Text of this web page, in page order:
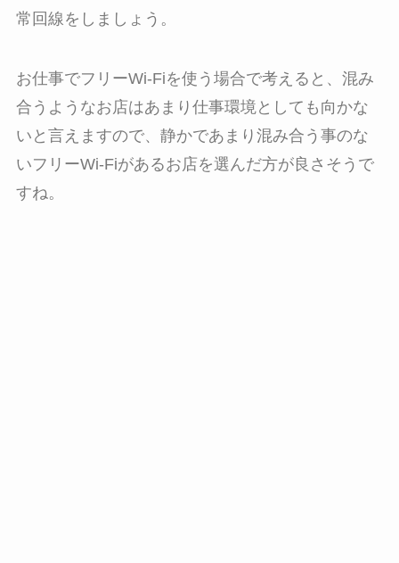
常回線をしましょう。
お仕事でフリーWi-Fiを使う場合で考えると、混み
合うようなお店はあまり仕事環境としても向かな
いと言えますので、静かであまり混み合う事のな
いフリーWi-Fiがあるお店を選んだ方が良さそうで
すね。